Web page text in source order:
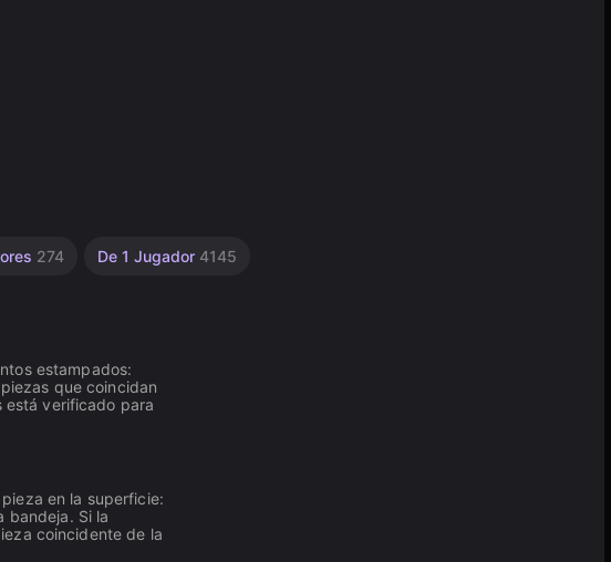
274 De 1 Jugador 4145
estampados:
que coincidan
está verificado para
en la superficie:
bandeja. Si la
coincidente de la